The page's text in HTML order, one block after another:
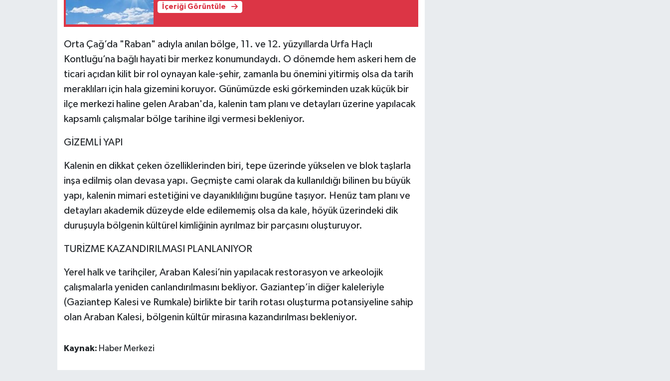
İçeriği Görüntüle
Orta Çağ’da "Raban" adıyla anılan bölge, 11. ve 12. yüzyıllarda Urfa Haçlı
Kontluğu’na bağlı hayati bir merkez konumundaydı. O dönemde hem askeri hem de
ticari açıdan kilit bir rol oynayan kale-şehir, zamanla bu önemini yitirmiş olsa da tarih
meraklıları için hala gizemini koruyor. Günümüzde eski görkeminden uzak küçük bir
ilçe merkezi haline gelen Araban'da, kalenin tam planı ve detayları üzerine yapılacak
kapsamlı çalışmalar bölge tarihine ilgi vermesi bekleniyor.
GİZEMLİ YAPI
Kalenin en dikkat çeken özelliklerinden biri, tepe üzerinde yükselen ve blok taşlarla
inşa edilmiş olan devasa yapı. Geçmişte cami olarak da kullanıldığı bilinen bu büyük
yapı, kalenin mimari estetiğini ve dayanıklılığını bugüne taşıyor. Henüz tam planı ve
detayları akademik düzeyde elde edilememiş olsa da kale, höyük üzerindeki dik
duruşuyla bölgenin kültürel kimliğinin ayrılmaz bir parçasını oluşturuyor.
TURİZME KAZANDIRILMASI PLANLANIYOR
Yerel halk ve tarihçiler, Araban Kalesi’nin yapılacak restorasyon ve arkeolojik
çalışmalarla yeniden canlandırılmasını bekliyor. Gaziantep’in diğer kaleleriyle
(Gaziantep Kalesi ve Rumkale) birlikte bir tarih rotası oluşturma potansiyeline sahip
olan Araban Kalesi, bölgenin kültür mirasına kazandırılması bekleniyor.
Kaynak: Haber Merkezi